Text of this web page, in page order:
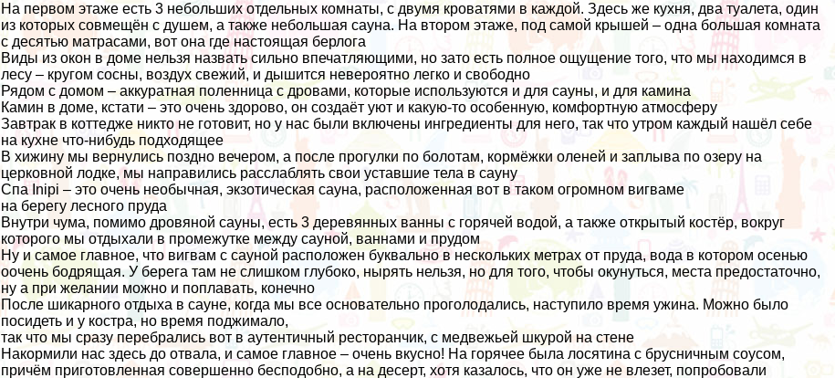
На первом этаже есть 3 небольших отдельных комнаты, с двумя кроватями в каждой. Здесь же кухня, два туалета, один
из которых совмещён с душем, а также небольшая сауна. На втором этаже, под самой крышей – одна большая комната
с десятью матрасами, вот она где настоящая берлога
Виды из окон в доме нельзя назвать сильно впечатляющими, но зато есть полное ощущение того, что мы находимся в
лесу – кругом сосны, воздух свежий, и дышится невероятно легко и свободно
Рядом с домом – аккуратная поленница с дровами, которые используются и для сауны, и для камина
Камин в доме, кстати – это очень здорово, он создаёт уют и какую-то особенную, комфортную атмосферу
Завтрак в коттедже никто не готовит, но у нас были включены ингредиенты для него, так что утром каждый нашёл себе
на кухне что-нибудь подходящее
В хижину мы вернулись поздно вечером, а после прогулки по болотам, кормёжки оленей изаплыва по озеру на
церковной лодке, мы направились расслаблять свои уставшие тела в сауну
Спа Inipi – это очень необычная, экзотическая сауна, расположенная вот в таком огромном вигваме
на берегу лесного пруда
Внутри чума, помимо дровяной сауны, есть 3 деревянных ванны с горячей водой, а также открытый костёр, вокруг
которого мы отдыхали в промежутке между сауной, ваннами и прудом
Ну и самое главное, что вигвам с сауной расположен буквально в нескольких метрах от пруда, вода в котором осенью
оочень бодрящая. У берега там не слишком глубоко, нырять нельзя, но для того, чтобы окунуться, места предостаточно,
ну а при желании можно и поплавать, конечно
После шикарного отдыха в сауне, когда мы все основательно проголодались, наступило время ужина. Можно было
посидеть и у костра, но время поджимало,
так что мы сразу перебрались вот в аутентичный ресторанчик, с медвежьей шкурой на стене
Накормили нас здесь до отвала, и самое главное – очень вкусно! На горячее была лосятина с брусничным соусом,
причём приготовленная совершенно бесподобно, а на десерт, хотя казалось, что он уже не влезет, попробовали